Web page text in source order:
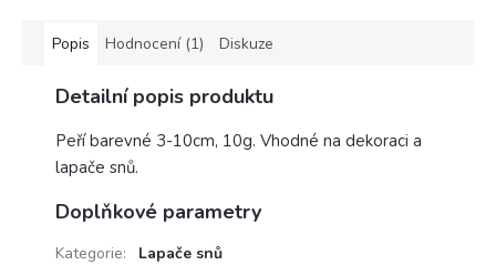
Popis Hodnocení (1) Diskuze
Detailní popis produktu
Peří barevné 3-10cm, 10g. Vhodné na dekoraci a
lapače snů.
Doplňkové parametry
Kategorie:
Lapače snů